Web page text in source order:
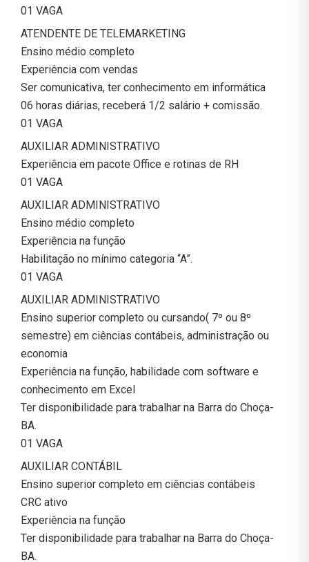
01 VAGA
ATENDENTE DE TELEMARKETING
Ensino médio completo
Experiência com vendas
Ser comunicativa, ter conhecimento em informática
06 horas diárias, receberá 1/2 salário + comissão.
01 VAGA
AUXILIAR ADMINISTRATIVO
Experiência em pacote Office e rotinas de RH
01 VAGA
AUXILIAR ADMINISTRATIVO
Ensino médio completo
Experiência na função
Habilitação no mínimo categoria “A”.
01 VAGA
AUXILIAR ADMINISTRATIVO
Ensino superior completo ou cursando( 7º ou 8º
semestre) em ciências contábeis, administração ou
economia
Experiência na função, habilidade com software e
conhecimento em Excel
Ter disponibilidade para trabalhar na Barra do Choça-
BA.
01 VAGA
AUXILIAR CONTÁBIL
Ensino superior completo em ciências contábeis
CRC ativo
Experiência na função
Ter disponibilidade para trabalhar na Barra do Choça-
BA.